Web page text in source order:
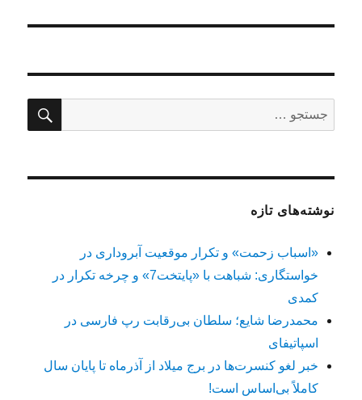
برای:
نوشته‌های تازه
«اسباب زحمت» و تکرار موقعیت آبروداری در
خواستگاری: شباهت با «پایتخت7» و چرخه تکرار در
کمدی
محمدرضا شایع؛ سلطان بی‌رقابت رپ فارسی در
اسپاتیفای
خبر لغو کنسرت‌ها در برج میلاد از آذرماه تا پایان سال
کاملاً بی‌اساس است!